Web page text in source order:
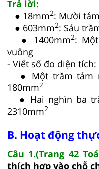
Trả lời:
● 18mm2: Mười
● 603mm2: Sáu
● 1400mm2:
vuông
- Viết số đo diện tích:
● Một trăm tám
180mm2
● Hai nghìn ba
2310mm2
B. Hoạt động
Câu 1.(Trang 42
thích hợp vào chỗ